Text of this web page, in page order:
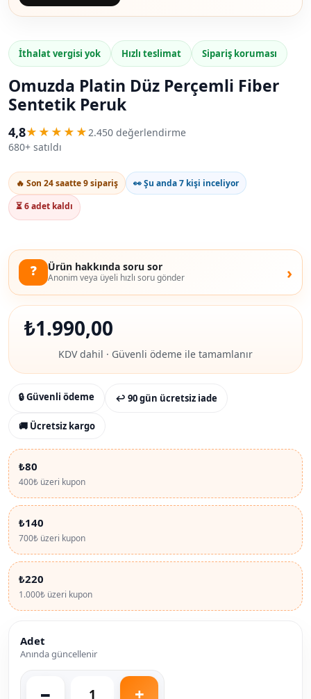
İthalat vergisi yok Hızlı teslimat Sipariş koruması
Omuzda Platin Düz Perçemli Fiber
Sentetik Peruk
4,8★★★★★ 2.450 değerlendirme
680+ satıldı
🔥 Son 24 saatte 9 sipariş
👀 Şu anda 7 kişi inceliyor
⏳ 6 adet kaldı
❓ Ürün hakkında soru sor
Anonim veya üyeli hızlı soru gönder ›
₺1.990,00
KDV dahil · Güvenli ödeme ile tamamlanır
🔒 Güvenli ödeme ↩ 90 gün ücretsiz iade
🚚 Ücretsiz kargo
₺80
400₺ üzeri kupon
₺140
700₺ üzeri kupon
₺220
1.000₺ üzeri kupon
Adet
Anında güncellenir